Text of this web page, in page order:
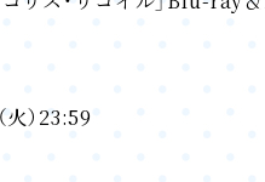
）23:59